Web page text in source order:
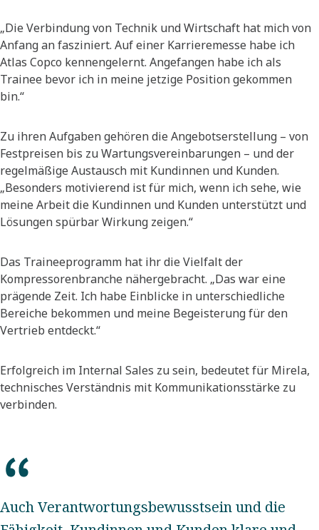
„Die Verbindung von Technik und Wirtschaft hat mich von
Anfang an fasziniert. Auf einer Karrieremesse habe ich
Atlas Copco kennengelernt. Angefangen habe ich als
Trainee bevor ich in meine jetzige Position gekommen
bin.“
Zu ihren Aufgaben gehören die Angebotserstellung – von
Festpreisen bis zu Wartungsvereinbarungen – und der
regelmäßige Austausch mit Kundinnen und Kunden.
„Besonders motivierend ist für mich, wenn ich sehe, wie
meine Arbeit die Kundinnen und Kunden unterstützt und
Lösungen spürbar Wirkung zeigen.“
Das Traineeprogramm hat ihr die Vielfalt der
Kompressorenbranche nähergebracht. „Das war eine
prägende Zeit. Ich habe Einblicke in unterschiedliche
Bereiche bekommen und meine Begeisterung für den
Vertrieb entdeckt.“
Erfolgreich im Internal Sales zu sein, bedeutet für Mirela,
technisches Verständnis mit Kommunikationsstärke zu
verbinden.
Auch Verantwortungsbewusstsein und die